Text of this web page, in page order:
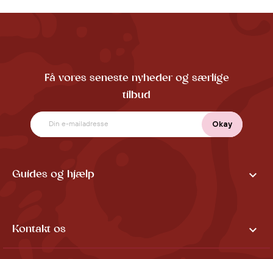
Få vores seneste nyheder og særlige
tilbud
Guides og hjælp 
Kontakt os 